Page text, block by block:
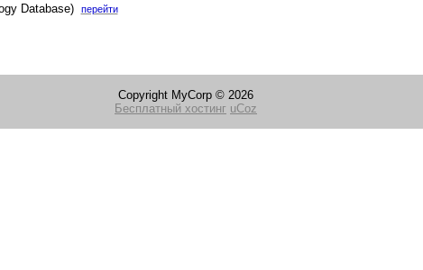
Database) перейти
Copyright MyCorp © 2026
Бесплатный хостинг uCoz